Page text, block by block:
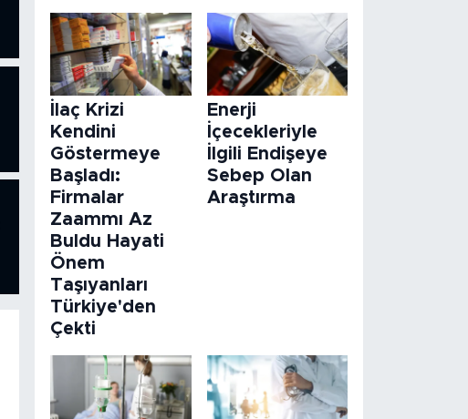
İlaç Krizi
Kendini
Göstermeye
Başladı:
Firmalar
Zaammı Az
Buldu Hayati
Önem
Taşıyanları
Türkiye'den
Çekti
Enerji
İçecekleriyle
İlgili Endişeye
Sebep Olan
Araştırma